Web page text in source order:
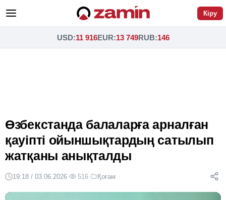
Кіру
USD:11 916EUR:13 749RUB:146
Өзбекстанда балаларға арналған
қауіпті ойыншықтардың сатылып
жатқаны анықталды
19:18 / 03.06.2026· 516· Қоғам